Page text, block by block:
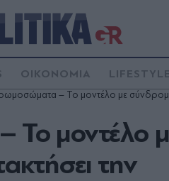
ΟΙΚΟΝΟΜΙΑ LIFESTYLE
– Το μοντέλο με
Το μοντέλο
την